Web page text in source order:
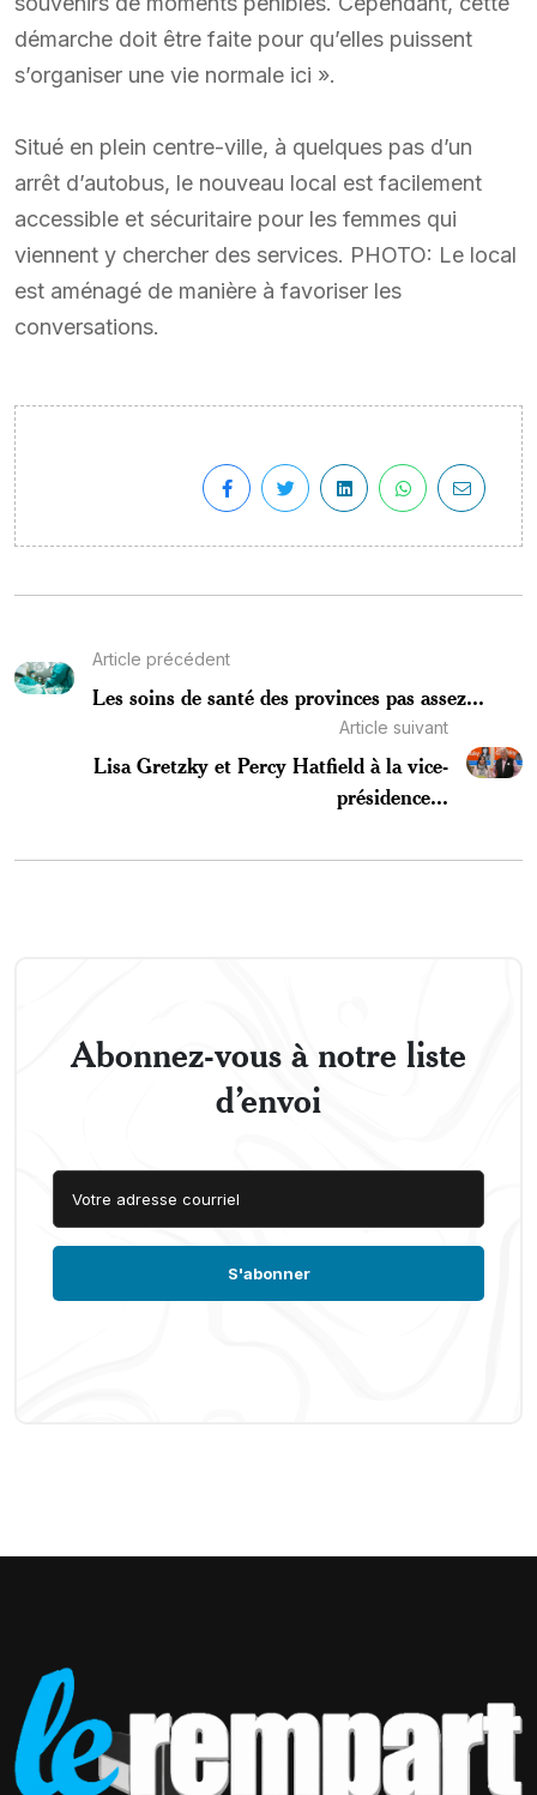
démarche doit être faite pour qu’elles puissent
s’organiser une vie normale ici ».
Situé en plein centre-ville, à quelques pas d’un
arrêt d’autobus, le nouveau local est facilement
accessible et sécuritaire pour les femmes qui
viennent y chercher des services. PHOTO: Le local
est aménagé de manière à favoriser les
conversations.
Article précédent
Les soins de santé des provinces pas assez...
Article suivant
Lisa Gretzky et Percy Hatfield à la vice-
présidence...
Abonnez-vous à notre liste
d’envoi